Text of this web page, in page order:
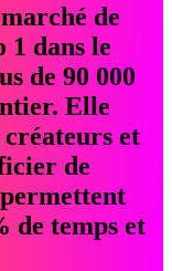
de
1 dans le
de 90 000
Elle
et
de
de temps et